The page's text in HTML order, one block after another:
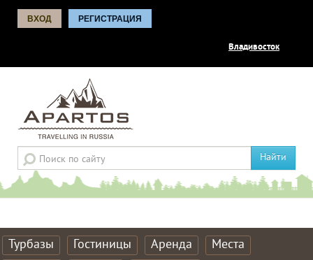
ВХОД РЕГИСТРАЦИЯ
Владивосток
Найти
Турбазы Гостиницы Аренда
Места